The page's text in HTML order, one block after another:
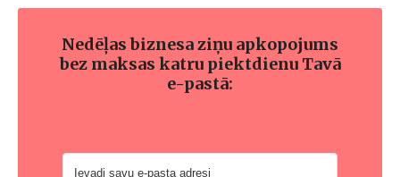
Nedēļas biznesa ziņu apkopojums
bez maksas katru piektdienu Tavā
e-pastā: